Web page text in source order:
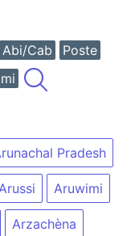
Abi/Cab
Poste
Pradesh
Aruwimi
Arzachèna